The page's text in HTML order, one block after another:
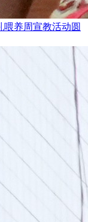
喂养周宣教活动圆